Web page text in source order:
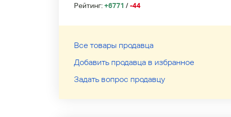
Рейтинг:+6771 /-44
Все товары продавца
Добавить продавца в избранное
Задать вопрос продавцу